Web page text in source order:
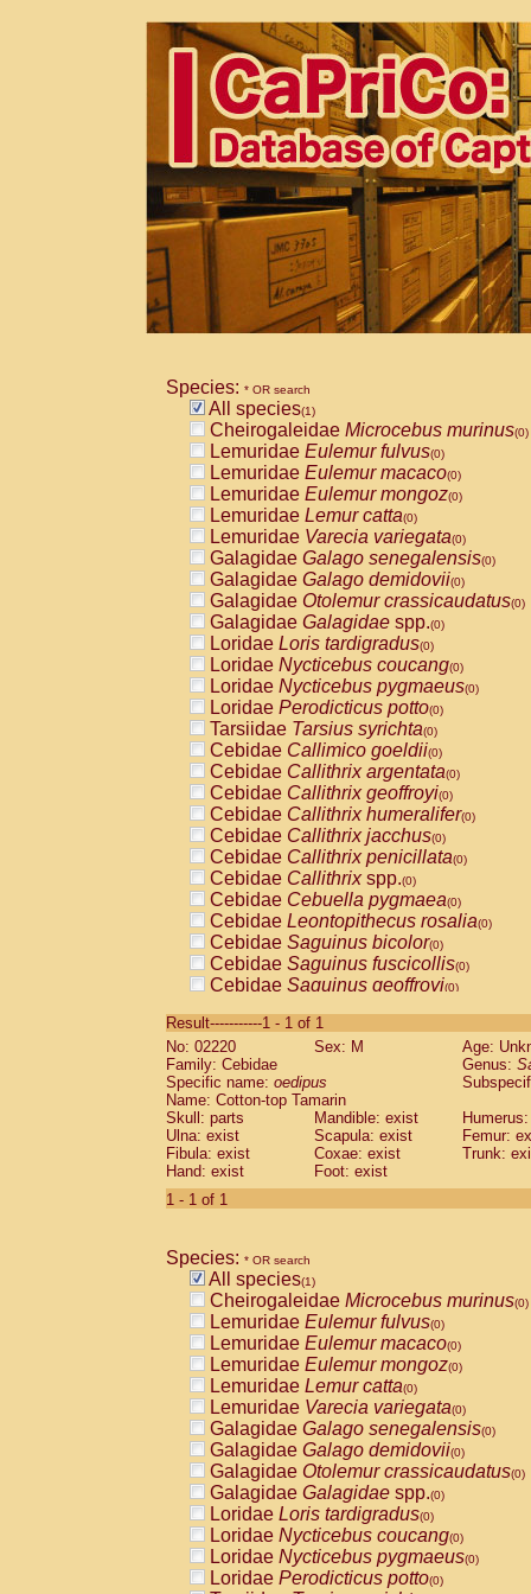
Species: * OR search
All species(1)
Cheirogaleidae Microcebus murinus(0)
Lemuridae Eulemur fulvus(0)
Lemuridae Eulemur macaco(0)
Lemuridae Eulemur mongoz(0)
Lemuridae Lemur catta(0)
Lemuridae Varecia variegata(0)
Galagidae Galago senegalensis(0)
Galagidae Galago demidovii(0)
Galagidae Otolemur crassicaudatus(0)
Galagidae Galagidae spp.(0)
Loridae Loris tardigradus(0)
Loridae Nycticebus coucang(0)
Loridae Nycticebus pygmaeus(0)
Loridae Perodicticus potto(0)
Tarsiidae Tarsius syrichta(0)
Cebidae Callimico goeldii(0)
Cebidae Callithrix argentata(0)
Cebidae Callithrix geoffroyi(0)
Cebidae Callithrix humeralifer(0)
Cebidae Callithrix jacchus(0)
Cebidae Callithrix penicillata(0)
Cebidae Callithrixspp.(0)
Cebidae Cebuella pygmaea(0)
Cebidae Leontopithecus rosalia(0)
Cebidae Saguinus bicolor(0)
Cebidae Saguinus fuscicollis(0)
Cebidae Saguinus geoffroyi(0)
CebidaeSaguinus labiatus(0)
Cebidae Saguinus leucopus (0)
Cebidae
CebidaeSaguinus mystax
Cebidae Saguinus nigricollis (0)
Cebidae Saguinus oedipus
Cebidae Saguinus weddelli
Cebidae Saguinusspp.
Cebidae
CebidaeCebus capucinus
CebidaeCebus nigrivittatus
CebidaeCebus spp.(0)
CebidaeSaimiri boliviensis(0)
CebidaeSaimiri sciureus(0)
AtelidaeAlouatta caraya(0)
AtelidaeAlouatta fusca(0)
AtelidaeAlouatta seniculus(0)
AtelidaeAlouattaspp.(0)
AtelidaeAteles belzebuth(0)
AtelidaeAteles geoffroyi(0)
AtelidaeAteles paniscus(0)
AtelidaeAtelesspp.(0)
AtelidaeLagothrix lagothricha(0)
AtelidaeLagothrix lagothricha cana
PitheciidaeCacajao calvus
Result-----------1 - 1 of 1
No: 02220
Sex: M
Age:
Family: Cebidae
Genus:
Specific name: oedipus
Name: Cotton-top Tamarin
Skull: parts
Mandible: exist
Ulna: exist
Scapula: exist
Femur:
Fibula: exist
Coxae: exist
Trunk:
Hand: exist
Foot: exist
1 - 1 of 1
Species: * OR search
All species(1)
Cheirogaleidae Microcebus murinus(0)
Lemuridae Eulemur fulvus(0)
Lemuridae Eulemur macaco(0)
Lemuridae Eulemur mongoz(0)
Lemuridae Lemur catta(0)
Lemuridae Varecia variegata(0)
Galagidae Galago senegalensis(0)
Galagidae Galago demidovii(0)
Galagidae Otolemur crassicaudatus(0)
Galagidae Galagidae spp.(0)
Loridae Loris tardigradus(0)
Loridae Nycticebus coucang(0)
Loridae Nycticebus pygmaeus(0)
Loridae Perodicticus potto(0)